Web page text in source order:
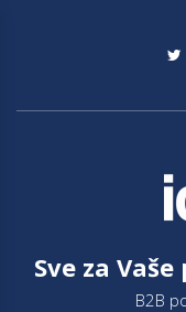
Sve za Vaše
B2B